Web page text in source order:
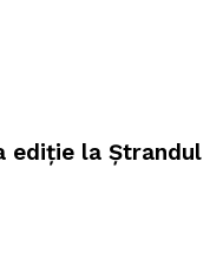
ediţie la Ştrandul